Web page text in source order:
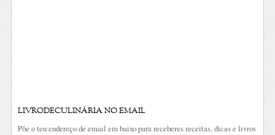
LIVRODECULINÁRIA NO EMAIL
Põe o teu endereço de email em baixo para receberes receitas, dicas e livros